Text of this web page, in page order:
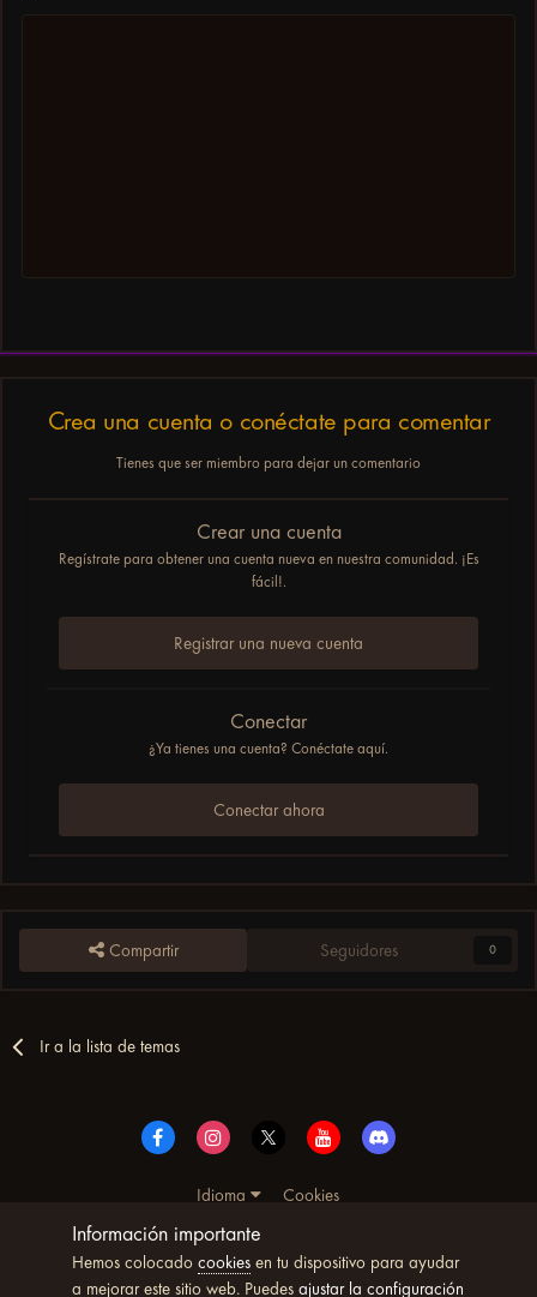
Crea una cuenta o conéctate para comentar
Tienes que ser miembro para dejar un comentario
Crear una cuenta
Regístrate para obtener una cuenta nueva en nuestra comunidad. ¡Es
fácil!.
Registrar una nueva cuenta
Conectar
¿Ya tienes una cuenta? Conéctate aquí.
Conectar ahora
Compartir Seguidores 0
Ir a la lista de temas
Idioma
Cookies
© Copyright UltimoWoW™ 2025. Todos los derechos
reservados
Powered by Invision Community
Información importante
Hemos colocado cookiesen tu dispositivo para ayudar
a mejorar este sitio web. Puedes ajustar la configuración